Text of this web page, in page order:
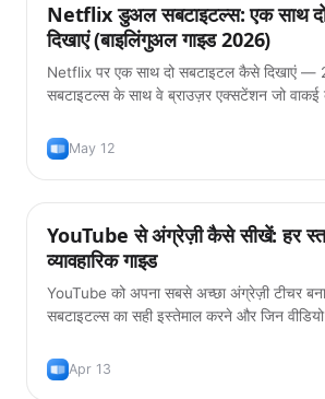
टिप्स
Netflix डुअल सबटाइटल्स: एक साथ
दिखाएं (बाइलिंगुअल गाइड 2026)
Netflix पर एक साथ दो सबटाइटल कैसे दिखाएं —
सबटाइटल्स के साथ वे ब्राउज़र एक्सटेंशन जो
May 12
टिप्स
YouTube से अंग्रेज़ी कैसे सीखें: हर
व्यावहारिक गाइड
YouTube को अपना सबसे अच्छा अंग्रेज़ी टीचर
सबटाइटल्स का सही इस्तेमाल करने और जिन
Apr 13